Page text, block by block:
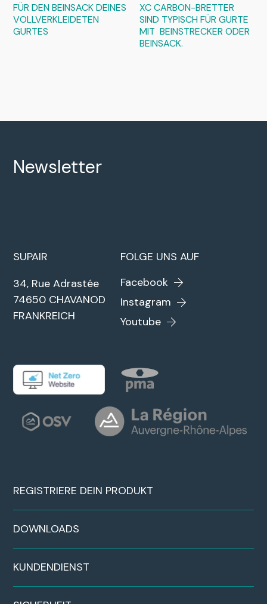
FÜR DEN BEINSACK DEINES
VOLLVERKLEIDETEN
GURTES
XC CARBON-BRETTER
SIND TYPISCH FÜR GURTE
MIT BEINSTRECKER ODER
BEINSACK.
Newsletter
SUPAIR
34, Rue Adrastée
74650 CHAVANOD
FRANKREICH
FOLGE UNS AUF
Facebook
Instagram
Youtube
REGISTRIERE DEIN PRODUKT
DOWNLOADS
KUNDENDIENST